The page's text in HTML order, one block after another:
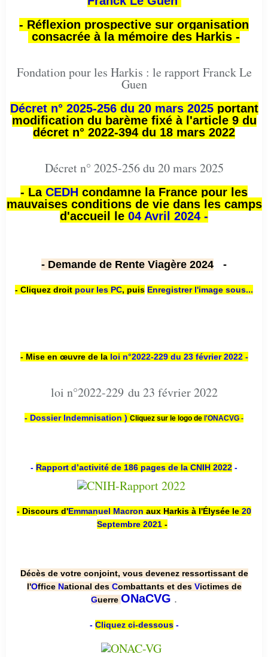
- Réflexion prospective sur organisation
consacrée à la mémoire des Harkis -
Fondation pour les Harkis : le rapport Franck Le
Guen
Décret n° 2025-256 du 20 mars 2025portant
modification du barème fixé à l'article 9 du
décret n° 2022-394 du 18 mars 2022
Décret n° 2025-256 du 20 mars 2025
- La CEDH condamne la France pour les
mauvaises conditions de vie dans les camps
d'accueil le 04 Avril 2024 -
- Demande de Rente Viagère 2024 -
- Cliquez droit pour les PC, puis Enregistrer l'image sous...
- Mise en œuvre de la loi n°2022-229 du 23 février 2022 -
loi n°2022-229 du 23 février 2022
- Dossier Indemnisation ) Cliquez sur le logo de l'ONACVG -
- Rapport d’activité de 186 pages de la CNIH 2022 -
- Discours d'Emmanuel Macron aux Harkis à l'Élysée le 20
Septembre 2021 -
Décès de votre conjoint, vous devenez ressortissant de
l'Office National des Combattants et des Victimes de
Guerre ONaCVG .
- Cliquez ci-dessous-